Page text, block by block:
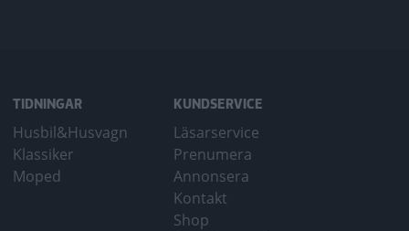
TIDNINGAR
Husbil&Husvagn
Klassiker
Moped
KUNDSERVICE
Läsarservice
Prenumera
Annonsera
Kontakt
Shop